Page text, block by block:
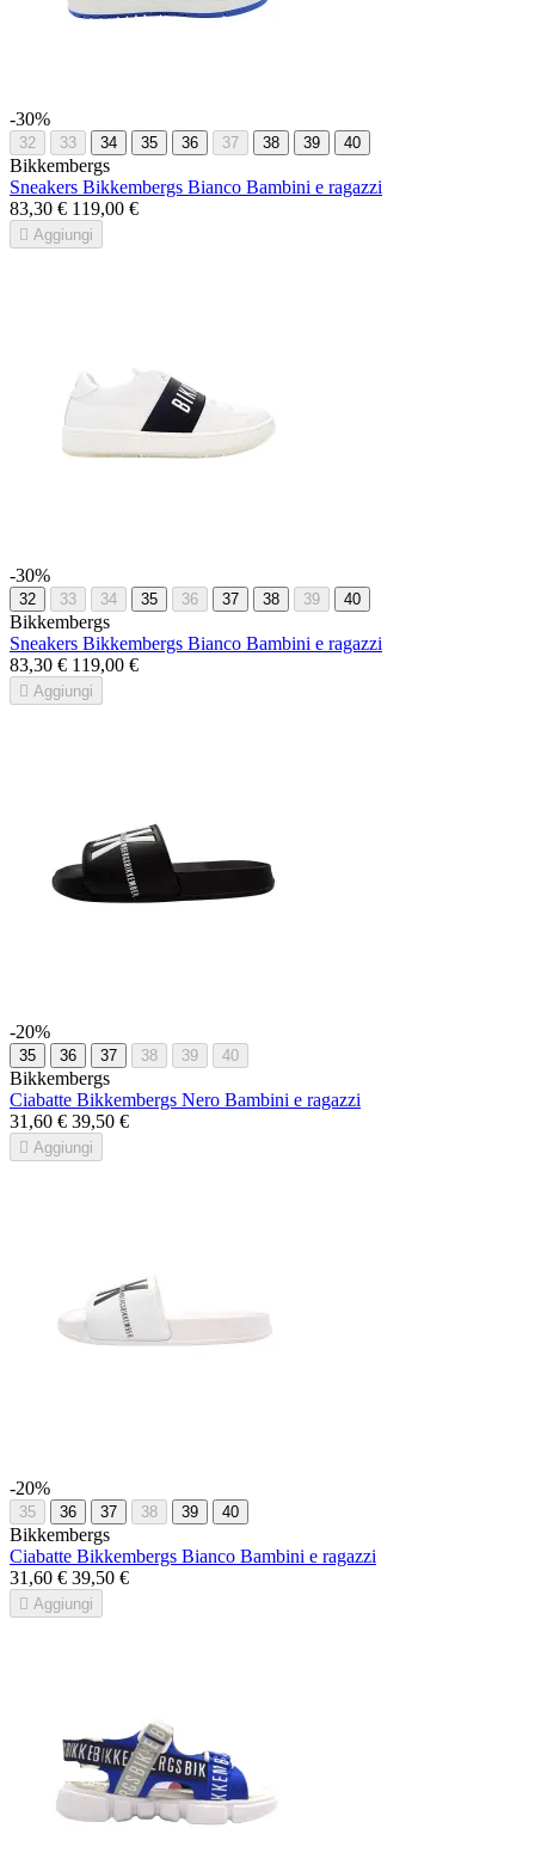
-30%
32 33 34 35 36 37 38 39 40
Bikkembergs
Sneakers Bikkembergs Bianco Bambini e ragazzi
83,30 € 119,00 €
 Aggiungi
-30%
32 33 34 35 36 37 38 39 40
Bikkembergs
Sneakers Bikkembergs Bianco Bambini e ragazzi
83,30 € 119,00 €
 Aggiungi
-20%
35 36 37 38 39 40
Bikkembergs
Ciabatte Bikkembergs Nero Bambini e ragazzi
31,60 € 39,50 €
 Aggiungi
-20%
35 36 37 38 39 40
Bikkembergs
Ciabatte Bikkembergs Bianco Bambini e ragazzi
31,60 € 39,50 €
 Aggiungi